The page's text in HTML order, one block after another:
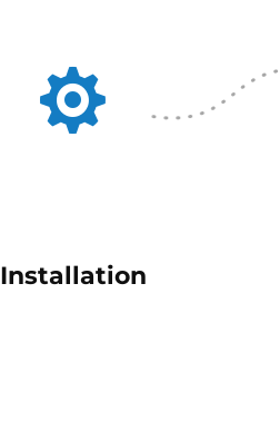

Installation